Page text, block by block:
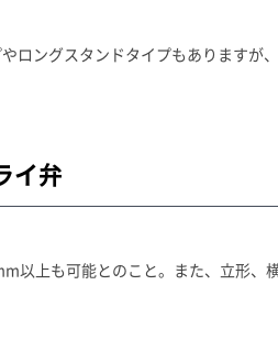
ロングスタンドタイプもありますが
イ弁
以上も可能とのこと。また、立形、